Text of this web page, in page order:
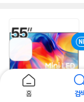
전
페
이
지
홈 검